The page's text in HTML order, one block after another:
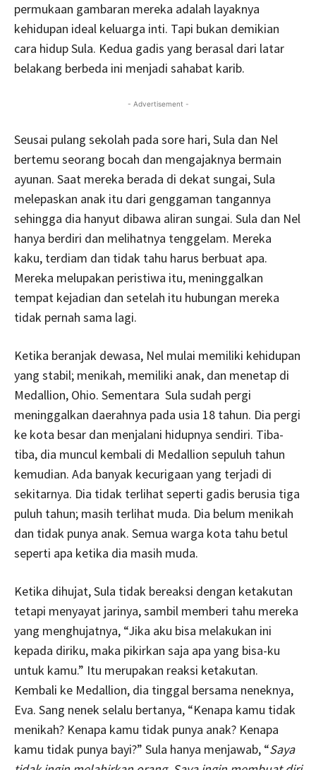
permukaan gambaran mereka adalah layaknya
kehidupan ideal keluarga inti. Tapi bukan demikian
cara hidup Sula. Kedua gadis yang berasal dari latar
belakang berbeda ini menjadi sahabat karib.
- Advertisement -
Seusai pulang sekolah pada sore hari, Sula dan Nel
bertemu seorang bocah dan mengajaknya bermain
ayunan. Saat mereka berada di dekat sungai, Sula
melepaskan anak itu dari genggaman tangannya
sehingga dia hanyut dibawa aliran sungai. Sula dan Nel
hanya berdiri dan melihatnya tenggelam. Mereka
kaku, terdiam dan tidak tahu harus berbuat apa.
Mereka melupakan peristiwa itu, meninggalkan
tempat kejadian dan setelah itu hubungan mereka
tidak pernah sama lagi.
Ketika beranjak dewasa, Nel mulai memiliki kehidupan
yang stabil; menikah, memiliki anak, dan menetap di
Medallion, Ohio. Sementara Sula sudah pergi
meninggalkan daerahnya pada usia 18 tahun. Dia pergi
ke kota besar dan menjalani hidupnya sendiri. Tiba-
tiba, dia muncul kembali di Medallion sepuluh tahun
kemudian. Ada banyak kecurigaan yang terjadi di
sekitarnya. Dia tidak terlihat seperti gadis berusia tiga
puluh tahun; masih terlihat muda. Dia belum menikah
dan tidak punya anak. Semua warga kota tahu betul
seperti apa ketika dia masih muda.
Ketika dihujat, Sula tidak bereaksi dengan ketakutan
tetapi menyayat jarinya, sambil memberi tahu mereka
yang menghujatnya, “Jika aku bisa melakukan ini
kepada diriku, maka pikirkan saja apa yang bisa-ku
untuk kamu.” Itu merupakan reaksi ketakutan.
Kembali ke Medallion, dia tinggal bersama neneknya,
Eva. Sang nenek selalu bertanya, “Kenapa kamu tidak
menikah? Kenapa kamu tidak punya anak? Kenapa
kamu tidak punya bayi?” Sula hanya menjawab, “Saya